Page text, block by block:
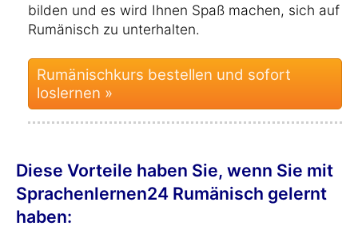
bilden und es wird Ihnen Spaß machen, sich auf
Rumänisch zu unterhalten.
Rumänischkurs bestellen und sofort
loslernen »
Diese Vorteile haben Sie, wenn Sie mit
Sprachenlernen24 Rumänisch gelernt
haben: